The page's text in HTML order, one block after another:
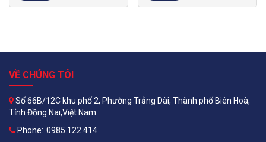
VỀ CHÚNG TÔI
Số 66B/12C khu phố 2, Phường Trảng Dài, Thành phố Biên Hoà,
Tỉnh Đồng Nai,Việt Nam
Phone: 0985.122.414